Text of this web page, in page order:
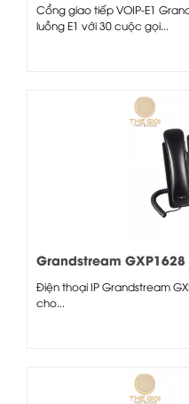
Cổng giao tiếp VOIP-E1
luồng E1 với 30 cuộc gọi...
Grandstream GXP1628
Điện thoại IP Grandstream
cho...